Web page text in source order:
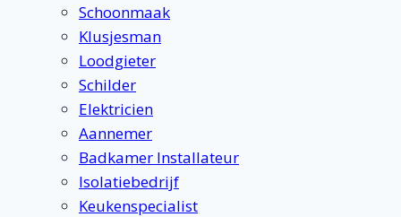
Schoonmaak
Klusjesman
Loodgieter
Schilder
Elektricien
Aannemer
Badkamer Installateur
Isolatiebedrijf
Keukenspecialist